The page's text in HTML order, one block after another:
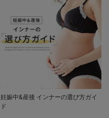
妊娠中&産後 インナーの選び方ガイ
ド